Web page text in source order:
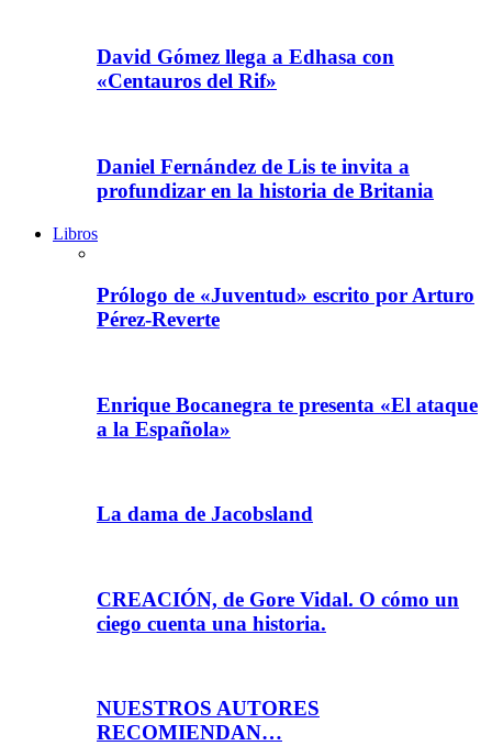
David Gómez llega a Edhasa con
«Centauros del Rif»
Daniel Fernández de Lis te invita a
profundizar en la historia de Britania
Libros
Prólogo de «Juventud» escrito por Arturo
Pérez-Reverte
Enrique Bocanegra te presenta «El ataque
a la Española»
La dama de Jacobsland
CREACIÓN, de Gore Vidal. O cómo un
ciego cuenta una historia.
NUESTROS AUTORES
RECOMIENDAN…